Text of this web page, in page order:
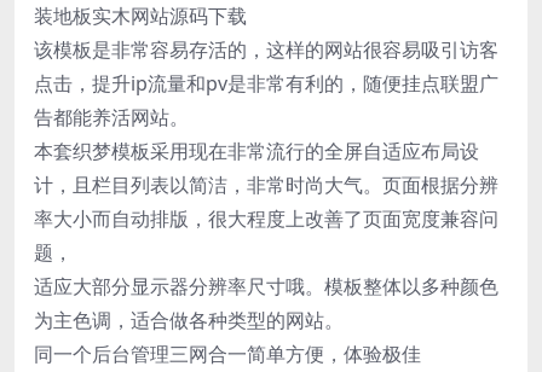
装地板实木网站源码下载
该模板是非常容易存活的，这样的网站很容易吸引访客
点击，提升ip流量和pv是非常有利的，随便挂点联盟广
告都能养活网站。
本套织梦模板采用现在非常流行的全屏自适应布局设
计，且栏目列表以简洁，非常时尚大气。页面根据分辨
率大小而自动排版，很大程度上改善了页面宽度兼容问
题，
适应大部分显示器分辨率尺寸哦。模板整体以多种颜色
为主色调，适合做各种类型的网站。
同一个后台管理三网合一简单方便，体验极佳